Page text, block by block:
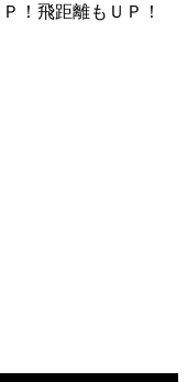
！飛距離もＵＰ！